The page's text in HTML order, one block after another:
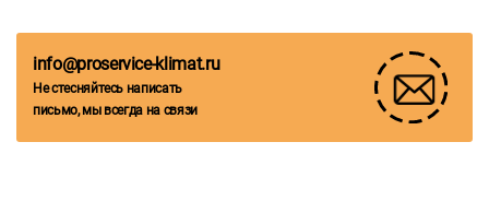
info@proservice-klimat.ru
Не стесняйтесь написать
письмо, мы всегда на связи